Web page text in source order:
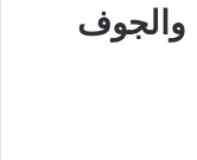
والجوف